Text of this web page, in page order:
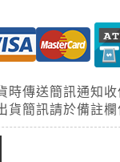
時傳送簡訊通知
貨簡訊請於備註